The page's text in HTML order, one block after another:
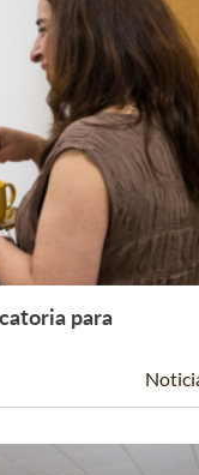
Leer Más +
para